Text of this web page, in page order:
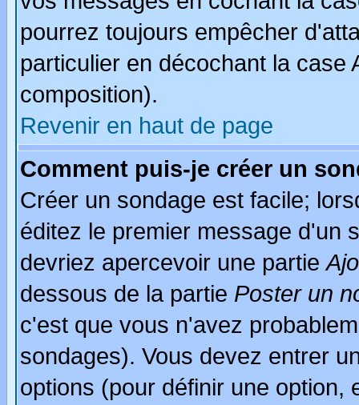
pourrez toujours empêcher
particulier en décochant la case
composition).
Revenir en haut de page
Comment puis-je créer un
Créer un sondage est facile;
éditez le premier message d'un
devriez apercevoir une partie
dessous de la partie Poster un
c'est que vous n'avez
sondages). Vous devez entrer
options (pour définir une option,